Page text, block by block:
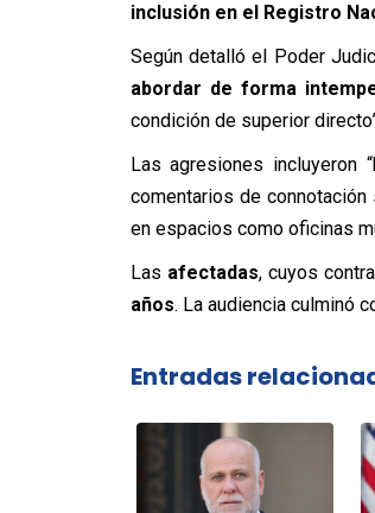
inclusión en el Registro
Según detalló el Poder
abordar de forma
condición de superior
Las agresiones incluyeron
comentarios de
en espacios como oficinas
Las afectadas, cuyos
años. La audiencia culminó
Entradas